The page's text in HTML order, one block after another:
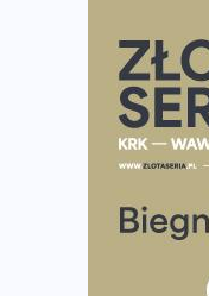
Ponad 12 tysięcy
Tętno vs tempo –
Co ma dużo
Rozbiegany Olsztyn
Już w tę sobotę 35.
Wystartuje